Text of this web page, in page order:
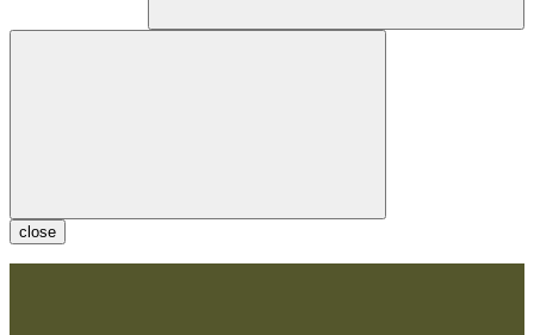
close